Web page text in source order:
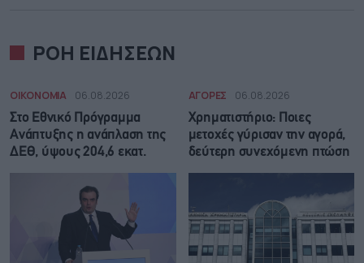
ΡΟΗ ΕΙΔΗΣΕΩΝ
ΟΙΚΟΝΟΜΙΑ 06.08.2026
Στο Εθνικό Πρόγραμμα
Ανάπτυξης η ανάπλαση της
ΔΕΘ, ύψους 204,6 εκατ.
ΑΓΟΡΕΣ 06.08.2026
Χρηματιστήριο: Ποιες
μετοχές γύρισαν την αγορά,
δεύτερη συνεχόμενη πτώση